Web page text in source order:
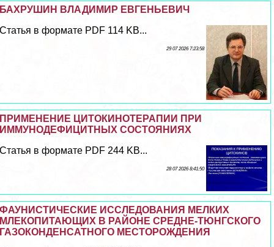
БАХРУШИН ВЛАДИМИР ЕВГЕНЬЕВИЧ
Статья в формате PDF 114 KB...
29 07 2026 7:23:58
ПРИМЕНЕНИЕ ЦИТОКИНОТЕРАПИИ ПРИ
ИММУНОДЕФИЦИТНЫХ СОСТОЯНИЯХ
Статья в формате PDF 244 KB...
28 07 2026 8:41:50
ФАУНИСТИЧЕСКИЕ ИССЛЕДОВАНИЯ МЕЛКИХ
МЛЕКОПИТАЮЩИХ В РАЙОНЕ СРЕДНЕ-ТЮНГСКОГО
ГАЗОКОНДЕНСАТНОГО МЕСТОРОЖДЕНИЯ